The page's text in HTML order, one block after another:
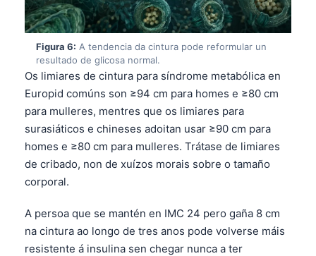
Figura 6: A tendencia da cintura pode reformular un
resultado de glicosa normal.
Os limiares de cintura para síndrome metabólica en
Europid comúns son ≥94 cm para homes e ≥80 cm
para mulleres, mentres que os limiares para
surasiáticos e chineses adoitan usar ≥90 cm para
homes e ≥80 cm para mulleres. Trátase de limiares
de cribado, non de xuízos morais sobre o tamaño
corporal.
A persoa que se mantén en IMC 24 pero gaña 8 cm
na cintura ao longo de tres anos pode volverse máis
resistente á insulina sen chegar nunca a ter
Português
Ελληνικά
Română
简体中文
فارسی
Dansk
Nederlands
हिन्दी
Bahasa Indonesia